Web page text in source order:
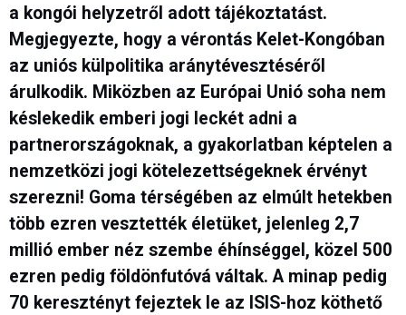
a kongói helyzetről adott tájékoztatást.
Megjegyezte, hogy a vérontás Kelet-Kongóban
az uniós külpolitika aránytévesztéséről
árulkodik. Miközben az Európai Unió soha nem
késlekedik emberi jogi leckét adni a
partnerországoknak, a gyakorlatban képtelen a
nemzetközi jogi kötelezettségeknek érvényt
szerezni! Goma térségében az elmúlt hetekben
több ezren vesztették életüket, jelenleg 2,7
millió ember néz szembe éhínséggel, közel 500
ezren pedig földönfutóvá váltak. A minap pedig
70 keresztényt fejeztek le az ISIS-hoz köthető